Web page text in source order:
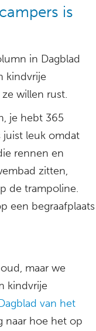
is
in Dagblad
kindvrije
willen rust.
je hebt 365
juist leuk omdat
rennen en
zitten,
de trampoline.
een begraafplaats
maar we
kindvrije
van het
naar hoe het op